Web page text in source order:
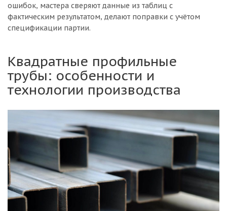
ошибок, мастера сверяют данные из таблиц с
фактическим результатом, делают поправки с учётом
спецификации партии.
Квадратные профильные
трубы: особенности и
технологии производства